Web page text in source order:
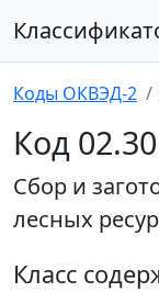
Коды ОКВЭД-2
Код
Сбор и
лесных
Класс